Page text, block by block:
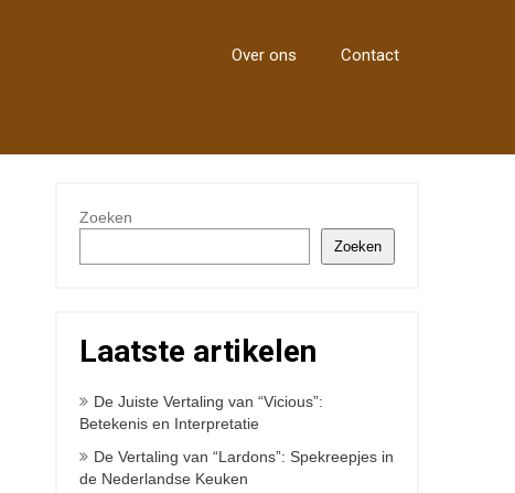
Over ons Contact
Zoeken
Zoeken
Laatste artikelen
De Juiste Vertaling van “Vicious”:
Betekenis en Interpretatie
De Vertaling van “Lardons”: Spekreepjes in
de Nederlandse Keuken